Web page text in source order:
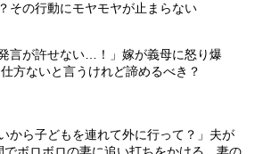
その行動にモヤモヤが止まらない
発言が許せない…！」嫁が義母に怒り爆
方ないと言うけれど諦めるべき？
いから子どもを連れて外に行って？」夫が